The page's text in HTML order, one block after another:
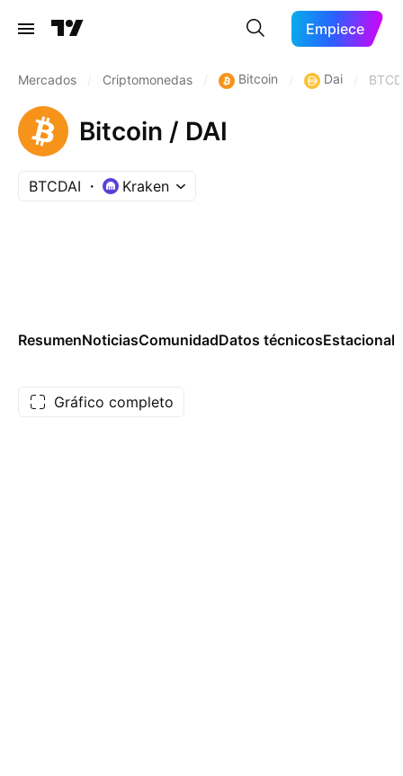
Empiece
Mercados Criptomonedas Bitcoin Dai
Bitcoin / DAI
BTCDAI Kraken
ResumenNoticiasComunidadDatos técnicos
Gráfico completo